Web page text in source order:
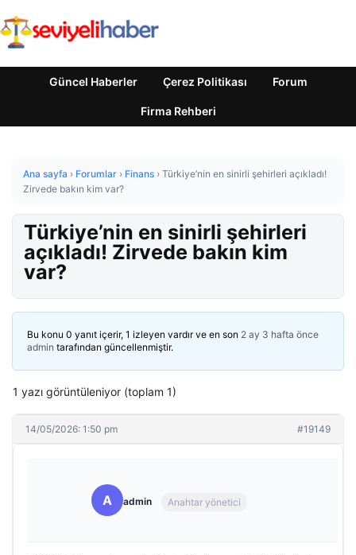
Güncel Haberler Çerez Politikası Forum
Firma Rehberi
Ana sayfa › Forumlar › Finans › Türkiye’nin en sinirli şehirleri açıkladı!
Zirvede bakın kim var?
Türkiye’nin en sinirli şehirleri
açıkladı! Zirvede bakın kim
var?
Bu konu 0 yanıt içerir, 1 izleyen vardır ve en son 2 ay 3 hafta önce
admin tarafından güncellenmiştir.
1 yazı görüntüleniyor (toplam 1)
14/05/2026: 1:50 pm #19149
A admin Anahtar yönetici